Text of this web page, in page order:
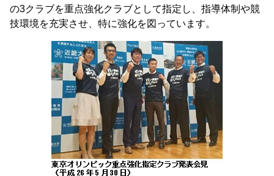
の3クラブを重点強化クラブとして指定し、指導体制や競
技環境を充実させ、特に強化を図っています。